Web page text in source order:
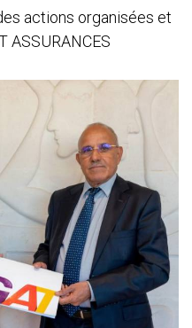
actions organisées et
ASSURANCES